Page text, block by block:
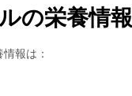
の栄養情報
報は：